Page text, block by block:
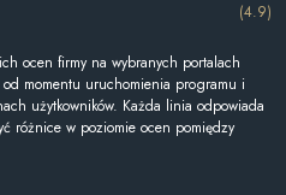
(4.9)
ocen firmy na wybranych portalach
momentu uruchomienia programu i
użytkowników. Każda linia odpowiada
różnice w poziomie ocen pomiędzy